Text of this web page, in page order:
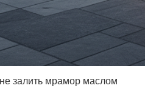
залить мрамор маслом